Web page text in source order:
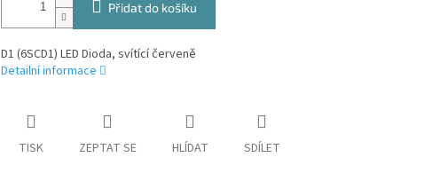
Přidat do košíku
D1 (6SCD1) LED Dioda, svítící červeně
Detailní informace
TISK ZEPTAT SE HLÍDAT SDÍLET